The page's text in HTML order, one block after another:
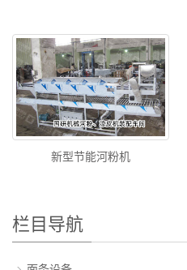
新型节能河粉机
栏目导航